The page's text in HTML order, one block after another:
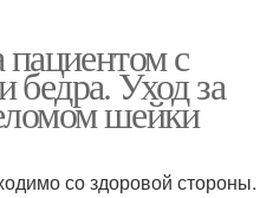
пациентом с
Уход за
шейки
со здоровой стороны.